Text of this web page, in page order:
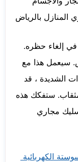
المنازل بالرياض
في إلغاء حظره.
سيعمل هذا مع
الشديدة ، قد
ستفكك هذه
مجاري
الكهربائية